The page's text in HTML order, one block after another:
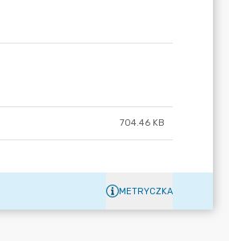
704.46 KB
METRYCZKA